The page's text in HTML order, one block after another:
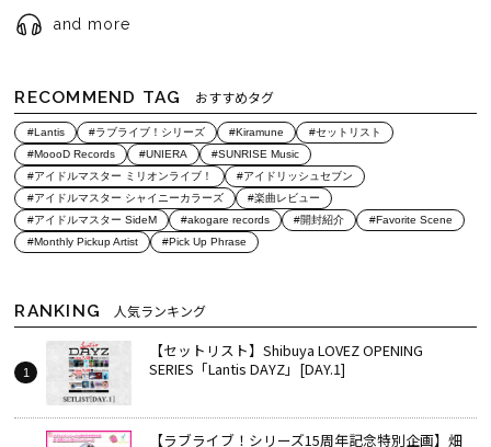
and more
RECOMMEND TAG おすすめタグ
#Lantis #ラブライブ！シリーズ #Kiramune
#セットリスト
#MoooD Records
#UNIERA
#SUNRISE Music
#アイドルマスター ミリオンライブ！
#アイドリッシュセブン
#アイドルマスター シャイニーカラーズ
#楽曲レビュー
#アイドルマスター SideM
#akogare records #開封紹介
#Favorite Scene
#Monthly Pickup Artist
#Pick Up Phrase
RANKING 人気ランキング
【セットリスト】Shibuya LOVEZ OPENING
SERIES「Lantis DAYZ」[DAY.1]
【ラブライブ！シリーズ15周年記念特別企画】畑